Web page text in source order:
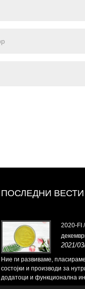
ПОСЛЕДНИ ВЕСТИ
2020-FI
2021/
Ние ги развиваме,
состојки и производи за
додатоци и функционална
од примарните